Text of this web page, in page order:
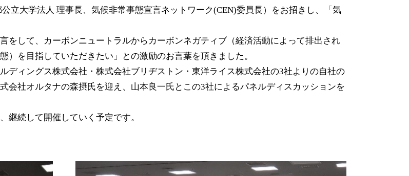
立大学法人 理事長、気候非常事態宣言ネットワーク(CEN)委員長）をお招きし、「気
をして、カーボンニュートラルからカーボンネガティブ（経済活動によって排出され
を目指していただきたい」との激励のお言葉を頂きました。
ディングス株式会社・株式会社ブリヂストン・東洋ライス株式会社の3社よりの自社の
会社オルタナの森摂氏を迎え、山本良一氏とこの3社によるパネルディスカッションを
継続して開催していく予定です。